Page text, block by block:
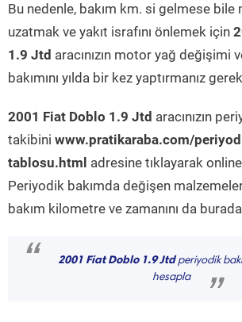
Bu nedenle, bakım km. si gelmese
uzatmak ve yakıt israfını önlemek için
1.9 Jtd aracınızın motor yağ değişimi
bakımını yılda bir kez yaptırmanız
2001 Fiat Doblo 1.9 Jtd aracınızın
takibini www.pratikaraba.com/
tablosu.html adresine tıklayarak
Periyodik bakımda değişen
bakım kilometre ve zamanını da
“ 2001 Fiat Doblo 1.9 Jtdperiyodik
hesapla
”